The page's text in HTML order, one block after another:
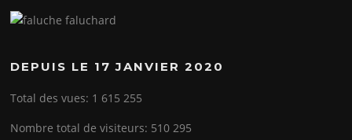
DEPUIS LE 17 JANVIER 2020
Total des vues: 1 615 255
Nombre total de visiteurs: 510 295